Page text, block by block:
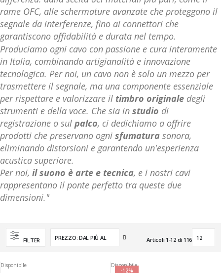
rame OFC, alle schermature avanzate che proteggono il
segnale da interferenze, fino ai connettori che
garantiscono affidabilità e durata nel tempo.
Produciamo ogni cavo con passione e cura interamente
in Italia, combinando artigianalità e innovazione
tecnologica. Per noi, un cavo non è solo un mezzo per
trasmettere il segnale, ma una componente essenziale
per rispettare e valorizzare il timbro originale degli
strumenti e della voce. Che sia in studio di
registrazione o sul palco, ci dedichiamo a offrire
prodotti che preservano ogni sfumatura sonora,
eliminando distorsioni e garantendo un'esperienza
acustica superiore.
Per noi, il suono è arte e tecnica, e i nostri cavi
rappresentano il ponte perfetto tra queste due
dimensioni."
FILTER
Imposta Articoli 1 -12di 116
Disponibile
-12%
Disponibile